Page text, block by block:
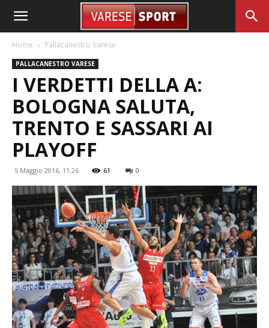
Home Pallacanestro Varese
PALLACANESTRO VARESE
I VERDETTI DELLA A:
BOLOGNA SALUTA,
TRENTO E SASSARI AI
PLAYOFF
5 Maggio 2016, 11:26 61 0